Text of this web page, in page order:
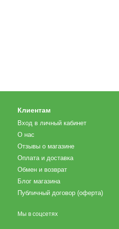
Клиентам
Вход в личный кабинет
О нас
Отзывы о магазине
Оплата и доставка
Обмен и возврат
Блог магазина
Публичный договор (оферта)
Мы в соцсетях